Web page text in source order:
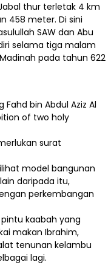
thur terletak 4 km
458 meter. Di sini
SAW dan Abu
selama tiga malam
pada tahun 622
Fahd bin Abdul Aziz Al
of two holy
surat
model bangunan
daripada itu,
perkembangan
kaabah yang
makan Ibrahim,
tenunan kelambu
lagi.